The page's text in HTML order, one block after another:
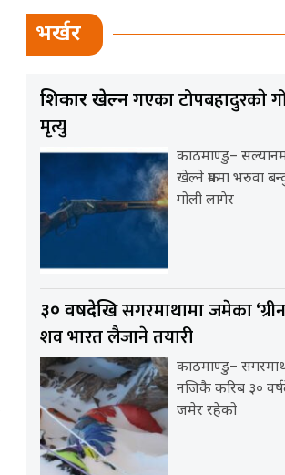
भर्खर
शिकार खेल्नगएका टोपबहादुरकाे
मृत्यु
काठमाण्डु–
खेल्ने क्रममा भरुवा
गोली लागेर
३० वर्षदेखिसगरमाथामा जमेका
शव भारत लैजाने तयारी
काठमाण्डु–
नजिकै करिब ३०
जमेर रहेको